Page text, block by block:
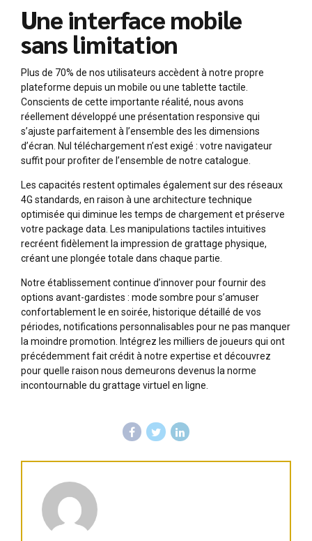
Une interface mobile
sans limitation
Plus de 70% de nos utilisateurs accèdent à notre propre
plateforme depuis un mobile ou une tablette tactile.
Conscients de cette importante réalité, nous avons
réellement développé une présentation responsive qui
s’ajuste parfaitement à l’ensemble des les dimensions
d’écran. Nul téléchargement n’est exigé : votre navigateur
suffit pour profiter de l’ensemble de notre catalogue.
Les capacités restent optimales également sur des réseaux
4G standards, en raison à une architecture technique
optimisée qui diminue les temps de chargement et préserve
votre package data. Les manipulations tactiles intuitives
recréent fidèlement la impression de grattage physique,
créant une plongée totale dans chaque partie.
Notre établissement continue d’innover pour fournir des
options avant-gardistes : mode sombre pour s’amuser
confortablement le en soirée, historique détaillé de vos
périodes, notifications personnalisables pour ne pas manquer
la moindre promotion. Intégrez les milliers de joueurs qui ont
précédemment fait crédit à notre expertise et découvrez
pour quelle raison nous demeurons devenus la norme
incontournable du grattage virtuel en ligne.